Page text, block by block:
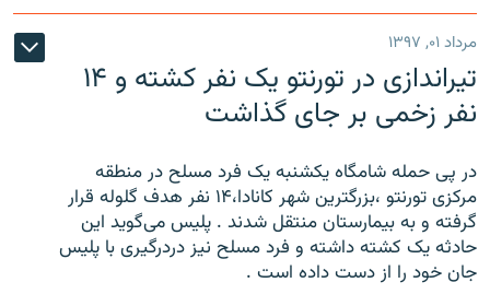
مرداد ۰۱, ۱۳۹۷
تیراندازی در تورنتو یک نفر کشته و ۱۴
نفر زخمی بر جای گذاشت
در پی حمله شامگاه یکشنبه یک فرد مسلح در منطقه
مرکزی تورنتو ،‌بزرگترین شهر کانادا،۱۴ نفر هدف گلوله قرار
گرفته و به بیمارستان منتقل شدند . پلیس می‌گوید این
حادثه یک کشته داشته و فرد مسلح نیز دردرگیری با پلیس
جان خود را از دست داده است .